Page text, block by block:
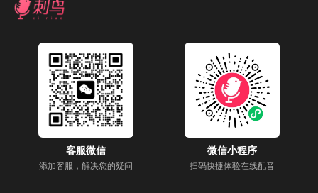
客服微信
添加客服，解决您的疑问
微信小程序
扫码快捷体验在线配音